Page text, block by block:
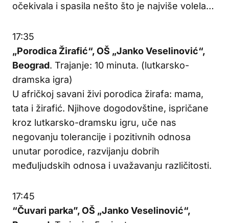
očekivala i spasila nešto što je najviše volela…
17:35
„Porodica Žirafić“, OŠ „Janko Veselinović“,
Beograd. Trajanje: 10 minuta. (lutkarsko-
dramska igra)
U afričkoj savani živi porodica žirafa: mama,
tata i žirafić. Njihove dogodovštine, ispričane
kroz lutkarsko-dramsku igru, uče nas
negovanju tolerancije i pozitivnih odnosa
unutar porodice, razvijanju dobrih
međuljudskih odnosa i uvažavanju različitosti.
17:45
“Čuvari parka”, OŠ „Janko Veselinović“,